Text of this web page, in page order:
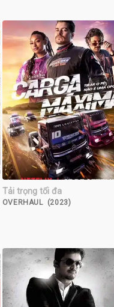
Tải trọng tối đa
OVERHAUL (2023)